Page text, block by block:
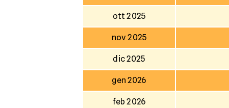
ott 2025
nov 2025
dic 2025
gen 2026
feb 2026